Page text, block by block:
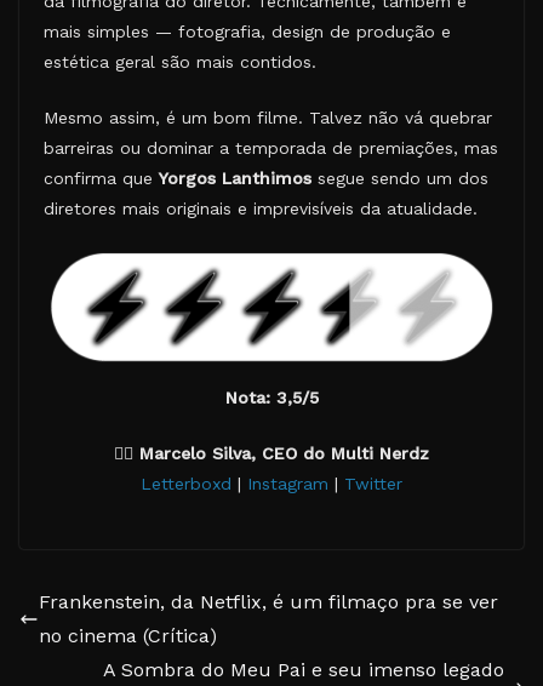
mais simples — fotografia, design de produção e
estética geral são mais contidos.
Mesmo assim, é um bom filme. Talvez não vá quebrar
barreiras ou dominar a temporada de premiações, mas
confirma queYorgos Lanthimos segue sendo um dos
diretores mais originais e imprevisíveis da atualidade.
Nota: 3,5/5
✍🏽 Marcelo Silva, CEO do Multi Nerdz
Letterboxd | Instagram | Twitter
Frankenstein, da Netflix, é um filmaço pra se ver
no cinema (Crítica)
A Sombra do Meu Pai e seu imenso legado